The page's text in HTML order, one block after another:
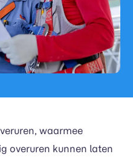
waarmee
overuren kunnen laten